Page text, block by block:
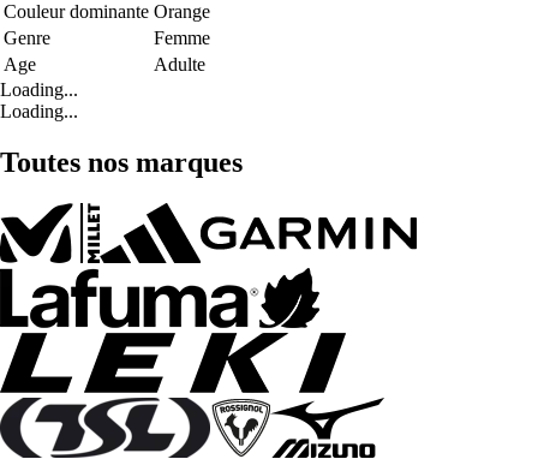
Couleur dominante Orange
Genre
Femme
Age
Adulte
Loading...
Loading...
Toutes nos marques